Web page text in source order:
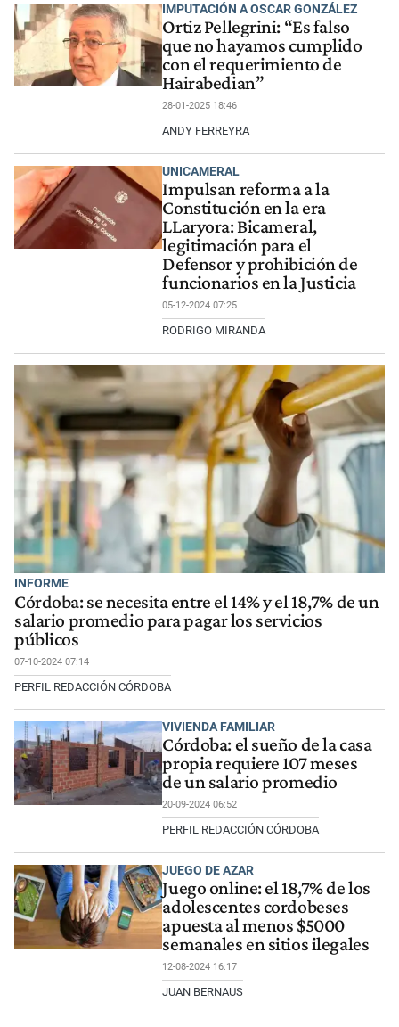
IMPUTACIÓN A OSCAR GONZÁLEZ
Ortiz Pellegrini: “Es falso
que no hayamos cumplido
con el requerimiento de
Hairabedian”
28-01-2025 18:46
ANDY FERREYRA
UNICAMERAL
Impulsan reforma a la
Constitución en la era
LLaryora: Bicameral,
legitimación para el
Defensor y prohibición de
funcionarios en la Justicia
05-12-2024 07:25
RODRIGO MIRANDA
INFORME
Córdoba: se necesita entre el 14% y el 18,7% de un
salario promedio para pagar los servicios
públicos
07-10-2024 07:14
PERFIL REDACCIÓN CÓRDOBA
VIVIENDA FAMILIAR
Córdoba: el sueño de la casa
propia requiere 107 meses
de un salario promedio
20-09-2024 06:52
PERFIL REDACCIÓN CÓRDOBA
JUEGO DE AZAR
Juego online: el 18,7% de los
adolescentes cordobeses
apuesta al menos $5000
semanales en sitios ilegales
12-08-2024 16:17
JUAN BERNAUS